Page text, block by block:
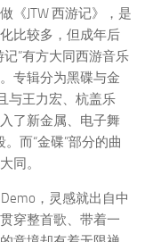
《JTW 西游记》，是
比较多，但成年后
”有方大同西游音乐
专辑分为黑碟与金
与王力宏、杭盖乐
了新金属、电子舞
而“金碟”部分的曲
同。
，灵感就出自中
穿整首歌、带着一